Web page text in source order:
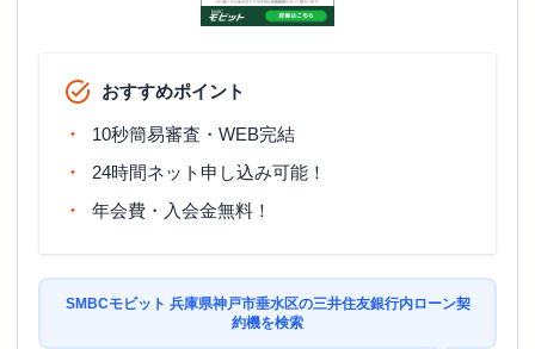
おすすめポイント
10秒簡易審査・WEB完結
24時間ネット申し込み可能！
年会費・入会金無料！
SMBCモビット 兵庫県神戸市垂水区の三井住友銀行内ローン契
約機を検索